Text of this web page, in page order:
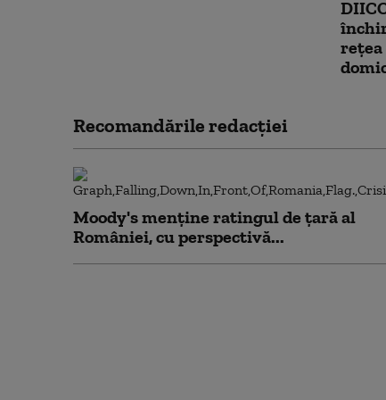
Recomandările redacţiei
Moody's menține ratingul de țară al
României, cu perspectivă...